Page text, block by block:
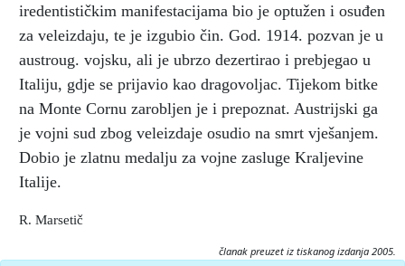
iredentističkim manifestacijama bio je optužen i osuđen
za veleizdaju, te je izgubio čin. God. 1914. pozvan je u
austroug. vojsku, ali je ubrzo dezertirao i prebjegao u
Italiju, gdje se prijavio kao dragovoljac. Tijekom bitke
na Monte Cornu zarobljen je i prepoznat. Austrijski ga
je vojni sud zbog veleizdaje osudio na smrt vješanjem.
Dobio je zlatnu medalju za vojne zasluge Kraljevine
Italije.
R. Marsetič
članak preuzet iz tiskanog izdanja 2005.